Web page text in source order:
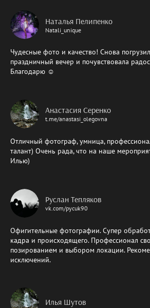
Наталья Пелипенко
Natali_unique
Чудесные фото и качество! Снова
праздничный вечер и почувствовала
Благодарю ☺️
Анастасия Серенко
t.me/anastasi_olegovna
Отличный фотограф, умница,
талант) Очень рада, что на наше
Илью)
Руслан Тепляков
vk.com/pycuk90
Офигительные фотографии. Супер
кадра и происходящего. Профессионал
позированием и выбором локации.
исключений.
Илья Шутов